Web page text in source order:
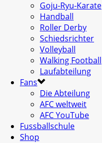
Goju-Ryu-Karate
Handball
Roller Derby
Schiedsrichter
Volleyball
Walking Football
Laufabteilung
Fans
Die Abteilung
AFC weltweit
AFC YouTube
Fussballschule
Shop